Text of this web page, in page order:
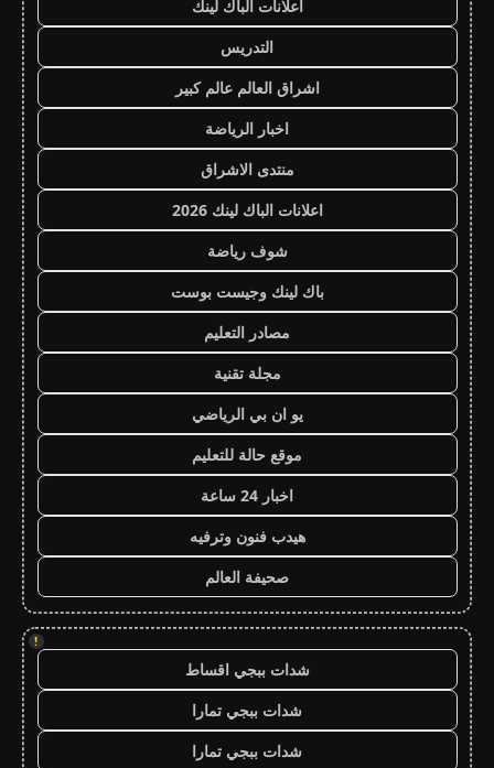
اعلانات الباك لينك
التدريس
اشراق العالم عالم كبير
اخبار الرياضة
منتدى الاشراق
اعلانات الباك لينك 2026
شوف رياضة
باك لينك وجيست بوست
مصادر التعليم
مجلة تقنية
يو ان بي الرياضي
موقع حالة للتعليم
اخبار 24 ساعة
هيدب فنون وترفيه
صحيفة العالم
!
شدات ببجي اقساط
شدات ببجي تمارا
شدات ببجي تمارا